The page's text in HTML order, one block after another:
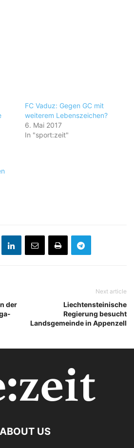
FC Vaduz: Gegen GC mit
weiterem Lebenszeichen?
6. Mai 2017
In "sport:zeit"
der
Next article
Liechtensteinische
Regierung besucht
Landsgemeinde in Appenzell
ABOUT US